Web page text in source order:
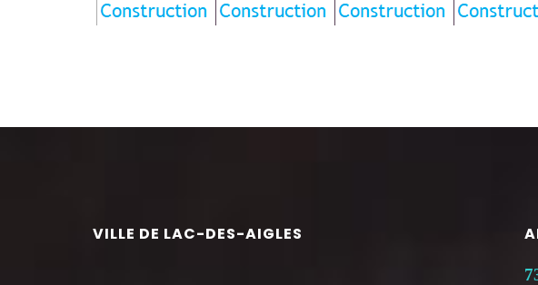
VILLE DE LAC-DES-AIGLES